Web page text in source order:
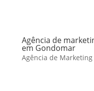
Agência de
em Gondomar
Agência de